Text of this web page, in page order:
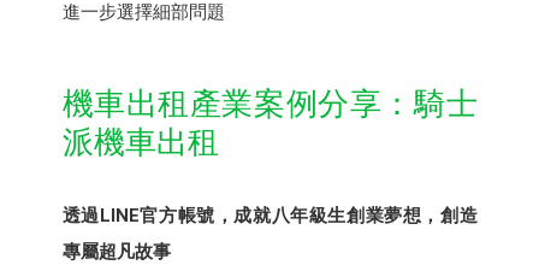
進一步選擇細部問題
機車出租產業案例分享：騎士
派機車出租
透過LINE官方帳號，成就八年級生創業夢想，創造
專屬超凡故事